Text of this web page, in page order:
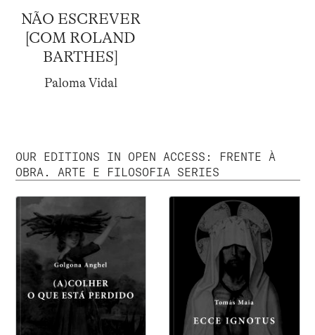
NÃO ESCREVER
[COM ROLAND
BARTHES]
Paloma Vidal
OUR EDITIONS IN OPEN ACCESS: FRENTE À
OBRA. ARTE E FILOSOFIA SERIES